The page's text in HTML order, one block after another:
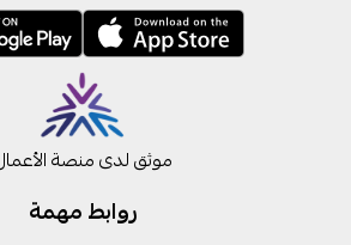
روابط مهمة
موثق لدى منصة